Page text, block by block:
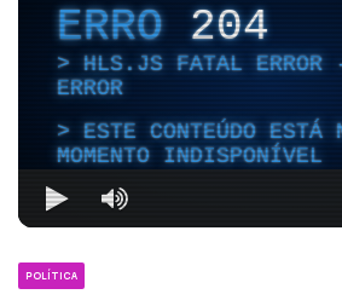
ERRO204
HLS.JS FATAL ERROR -
ERROR
ESTE CONTEÚDO ESTÁ
MOMENTO INDISPONÍVEL
POLÍTICA